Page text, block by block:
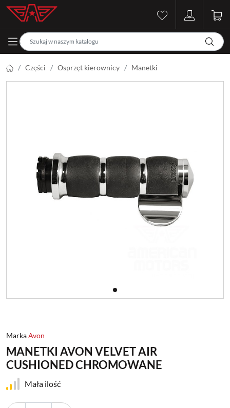
Części Osprzęt kierownicy Manetki
MarkaAvon
MANETKI AVON VELVET AIR
CUSHIONED CHROMOWANE
Mała ilość